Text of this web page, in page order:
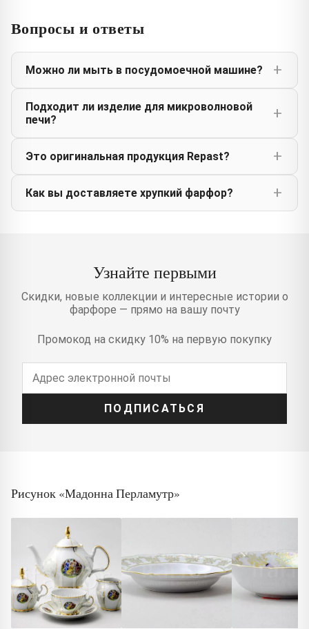
Вопросы и ответы
Можно ли мыть в посудомоечной машине?
Подходит ли изделие для микроволновой
печи?
Это оригинальная продукция Repast?
Как вы доставляете хрупкий фарфор?
Узнайте первыми
Скидки, новые коллекции и интересные истории о
фарфоре — прямо на вашу почту
Промокод на скидку 10% на первую покупку
ПОДПИСАТЬСЯ
Рисунок «Мадонна Перламутр»